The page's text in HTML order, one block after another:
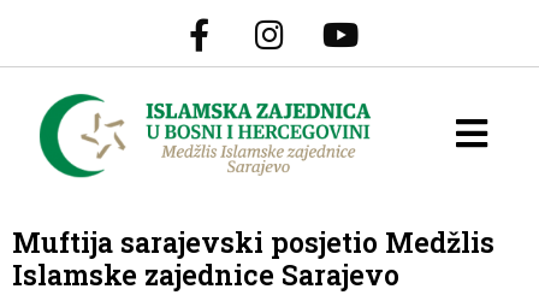
Muftija sarajevski posjetio Medžlis
Islamske zajednice Sarajevo